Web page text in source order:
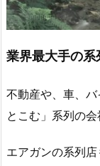
業界最大手の
不動産や、車、
とこむ」系列の会
エアガンの系列店